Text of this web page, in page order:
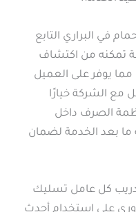
في البراري التابع
تمكنه من اكتشاف
مما يوفر على العميل
مع الشركة خيارًا
الصرف داخل
ما بعد الخدمة لضمان
كل عامل تسليك